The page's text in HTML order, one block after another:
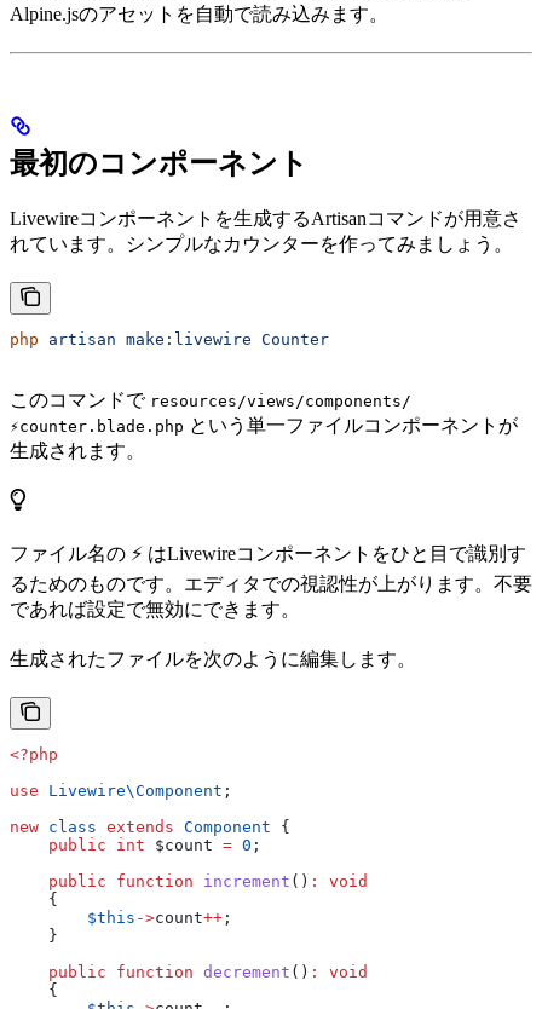
Alpine.jsのアセットを自動で読み込みます。
最初のコンポーネント
Livewireコンポーネントを生成するArtisanコマンドが用意さ
れています。シンプルなカウンターを作ってみましょう。
php artisan make:livewire Counter
このコマンドで resources/views/components/
⚡counter.blade.php という単一ファイルコンポーネントが
生成されます。
ファイル名の ⚡ はLivewireコンポーネントをひと目で識別す
るためのものです。エディタでの視認性が上がります。不要
であれば設定で無効にできます。
生成されたファイルを次のように編集します。
<?php
use Livewire\Component ;
new class extends Component {
    public
int $count = 0 ;
    public
function increment () :
void
    {
        $this
->count++ ;
    }
    public
function decrement () :
void
    {